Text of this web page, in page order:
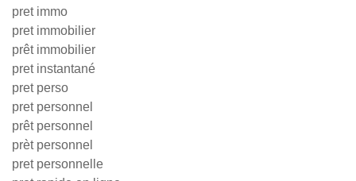
pret immo
pret immobilier
prêt immobilier
pret instantané
pret perso
pret personnel
prêt personnel
prèt personnel
pret personnelle